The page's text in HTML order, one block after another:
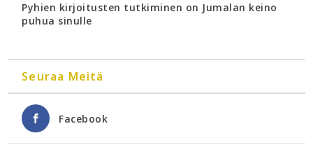
Pyhien kirjoitusten tutkiminen on Jumalan keino
puhua sinulle
Seuraa Meitä
Facebook